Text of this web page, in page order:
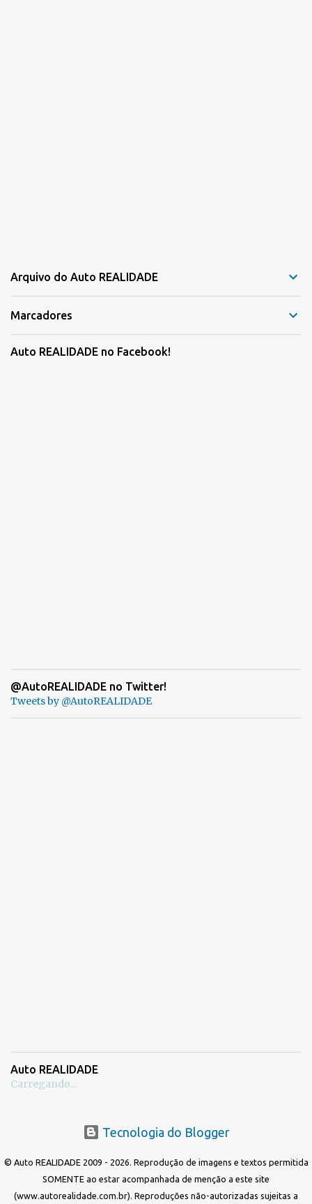
Arquivo do Auto REALIDADE
Marcadores
Auto REALIDADE no Facebook!
@AutoREALIDADE no Twitter!
Tweets by @AutoREALIDADE
Auto REALIDADE
Carregando...
Tecnologia do Blogger
© Auto REALIDADE 2009 - 2026. Reprodução de imagens e textos permitida
SOMENTE ao estar acompanhada de menção a este site
(www.autorealidade.com.br). Reproduções não-autorizadas sujeitas a